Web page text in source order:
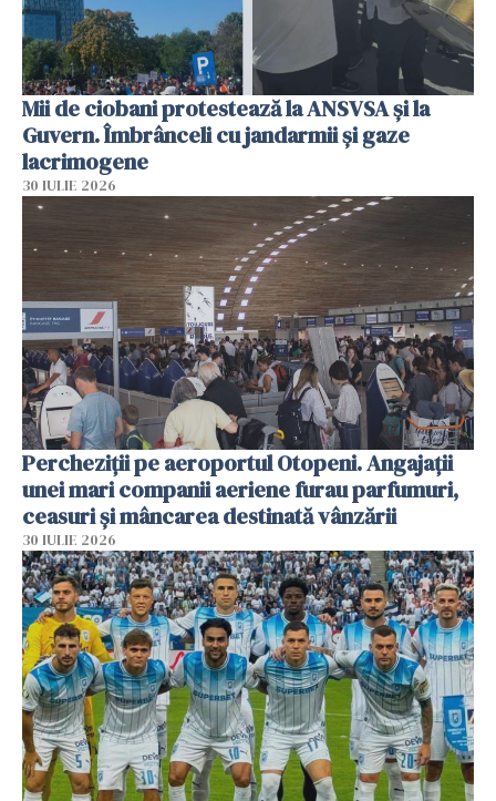
Mii de ciobani protestează la ANSVSA și la
Guvern. Îmbrânceli cu jandarmii și gaze
lacrimogene
30 IULIE 2026
Percheziții pe aeroportul Otopeni. Angajații
unei mari companii aeriene furau parfumuri,
ceasuri și mâncarea destinată vânzării
30 IULIE 2026